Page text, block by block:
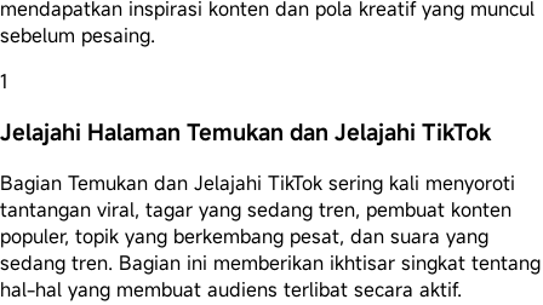
mendapatkan inspirasi konten dan pola kreatif yang muncul
sebelum pesaing.
1
Jelajahi Halaman Temukan dan Jelajahi TikTok
Bagian Temukan dan Jelajahi TikTok sering kali menyoroti
tantangan viral, tagar yang sedang tren, pembuat konten
populer, topik yang berkembang pesat, dan suara yang
sedang tren. Bagian ini memberikan ikhtisar singkat tentang
hal-hal yang membuat audiens terlibat secara aktif.